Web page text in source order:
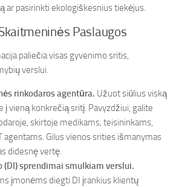
ar pasirinkti ekologiškesnius tiekėjus.
Paslaugos
paliečia visas gyvenimo sritis,
verslui.
rinkodaros agentūra. Užuot siūlius viską
į vieną konkrečią sritį. Pavyzdžiui, galite
skirtoje medikams, teisininkams,
agentams. Gilus vienos srities išmanymas
didesnę vertę.
sprendimai smulkiam verslui.
įmonėms diegti DI įrankius klientų